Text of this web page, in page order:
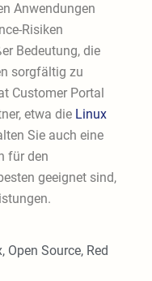
Anwendungen
Risiken
Bedeutung, die
sorgfältig zu
Customer Portal
etwa die Linux
Sie auch eine
für den
geeignet sind,
, Open Source, Red